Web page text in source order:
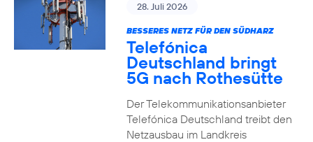
28. Juli 2026
BESSERES NETZ FÜR DEN SÜDHARZ
Telefónica
Deutschland bringt
5G nach Rothesütte
Der Telekommunikationsanbieter
Telefónica Deutschland treibt den
Netzausbau im Landkreis